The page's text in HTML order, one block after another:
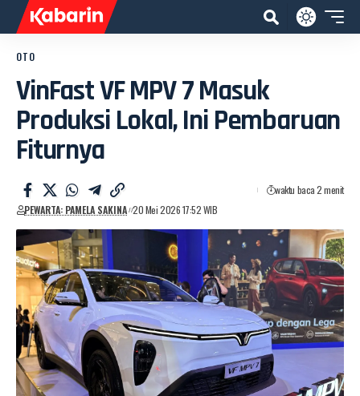
OTO
VinFast VF MPV 7 Masuk
Produksi Lokal, Ini Pembaruan
Fiturnya
PEWARTA: PAMELA SAKINA 20 Mei 2026 17:52 WIB
waktu baca 2 menit